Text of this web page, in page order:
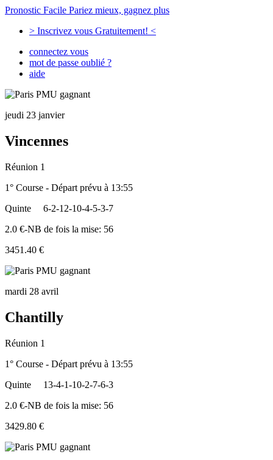
Pronostic Facile Pariez mieux, gagnez plus
> Inscrivez vous Gratuitement! <
connectez vous
mot de passe oublié ?
aide
jeudi 23 janvier
Vincennes
Réunion 1
1° Course - Départ prévu à 13:55
Quinte
6-2-12-10-4-5-3-7
2.0 €-NB de fois la mise: 56
3451.40 €
mardi 28 avril
Chantilly
Réunion 1
1° Course - Départ prévu à 13:55
Quinte
13-4-1-10-2-7-6-3
2.0 €-NB de fois la mise: 56
3429.80 €